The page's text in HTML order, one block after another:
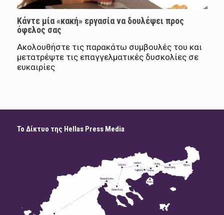
Κάντε μία «κακή» εργασία να δουλέψει προς
όφελος σας
Ακολουθήστε τις παρακάτω συμβουλές του και
μετατρέψτε τις επαγγελματικές δυσκολίες σε
ευκαιρίες
Το Δίκτυο της Hellas Press Media